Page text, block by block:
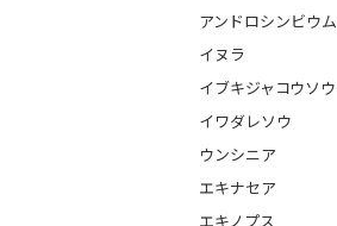
アンドロシンビウム
イヌラ
イブキジャコウソウ
イワダレソウ
ウンシニア
エキナセア
エキノプス